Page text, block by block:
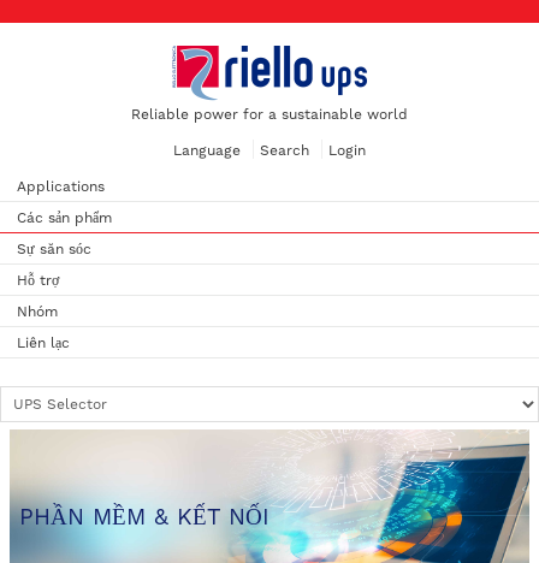
Reliable power for a sustainable world
Language Search Login
Applications
Các sản phẩm
Sự săn sóc
Hỗ trợ
Nhóm
Liên lạc
PHẦN MỀM & KẾT NỐI